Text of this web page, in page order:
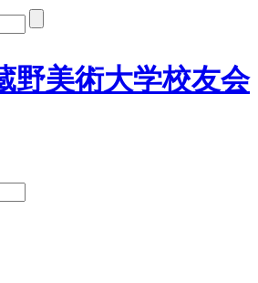
野美術大学校友会